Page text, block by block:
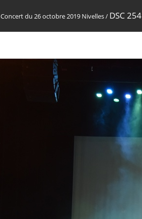
Concert du 26 octobre 2019 Nivelles/ DSC